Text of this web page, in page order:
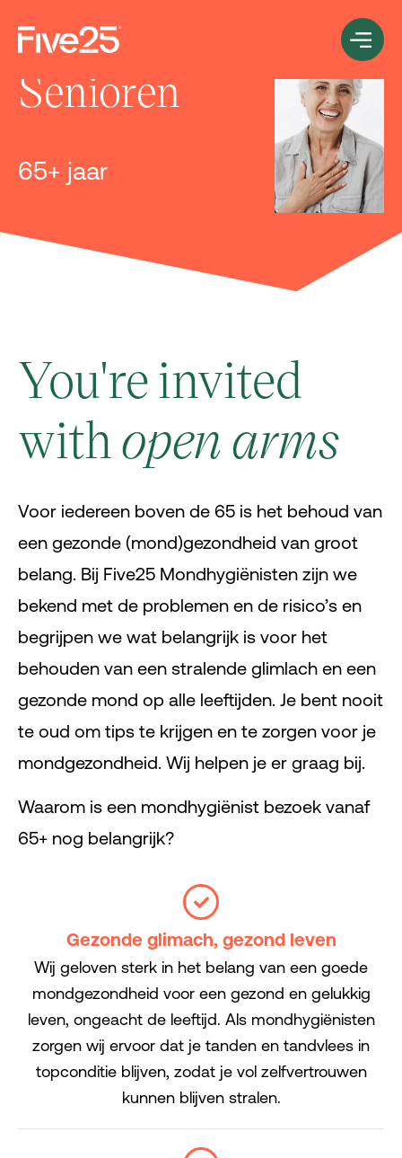
Senioren
65+ jaar
You're invited
with open arms
Voor iedereen boven de 65 is het behoud van
een gezonde (mond)gezondheid van groot
belang. Bij Five25 Mondhygiënisten zijn we
bekend met de problemen en de risico’s en
begrijpen we wat belangrijk is voor het
behouden van een stralende glimlach en een
gezonde mond op alle leeftijden. Je bent nooit
te oud om tips te krijgen en te zorgen voor je
mondgezondheid. Wij helpen je er graag bij.
Waarom is een mondhygiënist bezoek vanaf
65+ nog belangrijk?
Gezonde glimach, gezond leven
Wij geloven sterk in het belang van een goede
mondgezondheid voor een gezond en gelukkig
leven, ongeacht de leeftijd. Als mondhygiënisten
zorgen wij ervoor dat je tanden en tandvlees in
topconditie blijven, zodat je vol zelfvertrouwen
kunnen blijven stralen.